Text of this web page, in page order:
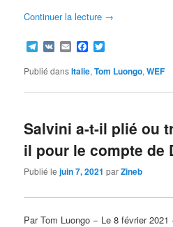
Continuer la lecture →
Telegram
VK EmailFacebook
Publié dansItalie,Tom Luongo,WEF
Salvini a-t-il plié ou
il pour le compte de
Publié lejuin 7, 2021 parZineb
Par Tom Luongo − Le 8 février